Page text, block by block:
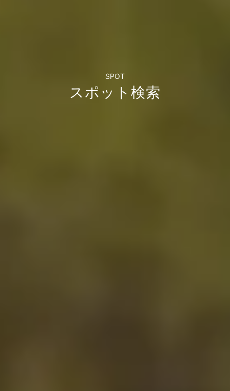
スポット検索
SPOT